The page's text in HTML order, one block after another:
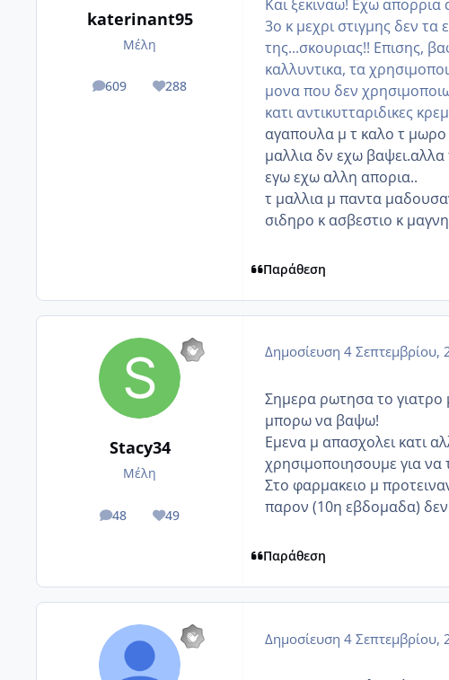
katerinant95
Μέλη
609
posts 288
Reputation
Και ξεκιναω! Εχω
3ο κ μεχρι στιγμης δεν
της...σκουριας!! Επισης,
καλλυντικα, τα
μονα που δεν
κατι αντικυτταριδικες
αγαπουλα μ τ καλο τ μωρο
μαλλια δν εχω
εγω εχω αλλη απορια..
τ μαλλια μ παντα
σιδηρο κ ασβεστιο κ
Παράθεση
Stacy34
Μέλη
48
posts 49
Reputation
Δημοσίευση 4 Σεπτεμβρίου,
Σημερα ρωτησα το γιατρο
μπορω να βαψω!
Εμενα μ απασχολει κατι
χρησιμοποιησουμε για
Στο φαρμακειο μ
παρον (10η εβδομαδα) δεν
Παράθεση
Δημοσίευση 4 Σεπτεμβρίου,